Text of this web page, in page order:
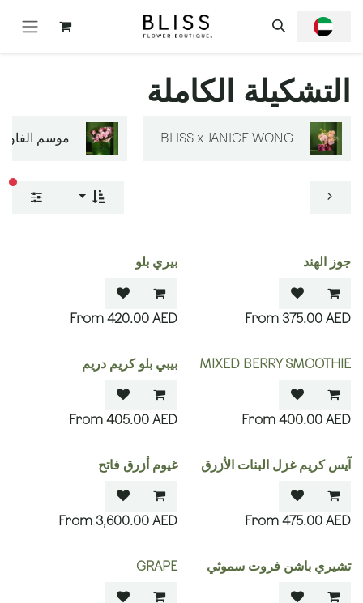
التشكيلة الكاملة
BLISS x JANICE WONG موسم
جوز الهند
375.00 AED
بيري بلو
420.00 AED
MIXED BERRY SMOOTHIE
400.00 AED
بيبي بلو كريم دريم
405.00 AED
آيس كريم غزل البنات الأزرق
475.00 AED
غيوم أزرق فاتح
3,600.00 AED
تشيري باشن فروت سموثي GRAPE